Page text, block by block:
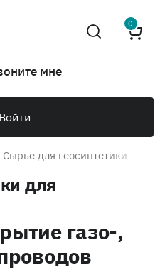
0
мне
Войти
Сырье для геосинтетики
для
газо-,